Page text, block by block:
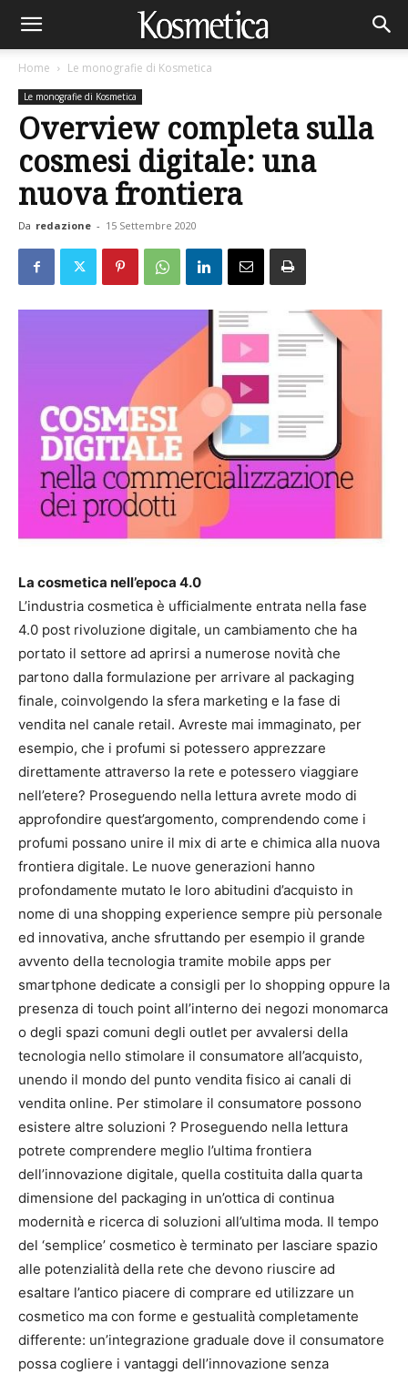
Home Le monografie di Kosmetica
Le monografie di Kosmetica
Overview completa sulla
cosmesi digitale: una
nuova frontiera
Da redazione - 15 Settembre 2020
La cosmetica nell’epoca 4.0
L’industria cosmetica è ufficialmente entrata nella fase
4.0 post rivoluzione digitale, un cambiamento che ha
portato il settore ad aprirsi a numerose novità che
partono dalla formulazione per arrivare al packaging
finale, coinvolgendo la sfera marketing e la fase di
vendita nel canale retail. Avreste mai immaginato, per
esempio, che i profumi si potessero apprezzare
direttamente attraverso la rete e potessero viaggiare
nell’etere? Proseguendo nella lettura avrete modo di
approfondire quest’argomento, comprendendo come i
profumi possano unire il mix di arte e chimica alla nuova
frontiera digitale. Le nuove generazioni hanno
profondamente mutato le loro abitudini d’acquisto in
nome di una shopping experience sempre più personale
ed innovativa, anche sfruttando per esempio il grande
avvento della tecnologia tramite mobile apps per
smartphone dedicate a consigli per lo shopping oppure la
presenza di touch point all’interno dei negozi monomarca
o degli spazi comuni degli outlet per avvalersi della
tecnologia nello stimolare il consumatore all’acquisto,
unendo il mondo del punto vendita fisico ai canali di
vendita online. Per stimolare il consumatore possono
esistere altre soluzioni ? Proseguendo nella lettura
potrete comprendere meglio l’ultima frontiera
dell’innovazione digitale, quella costituita dalla quarta
dimensione del packaging in un’ottica di continua
modernità e ricerca di soluzioni all’ultima moda. Il tempo
del ‘semplice’ cosmetico è terminato per lasciare spazio
alle potenzialità della rete che devono riuscire ad
esaltare l’antico piacere di comprare ed utilizzare un
cosmetico ma con forme e gestualità completamente
differente: un’integrazione graduale dove il consumatore
possa cogliere i vantaggi dell’innovazione senza